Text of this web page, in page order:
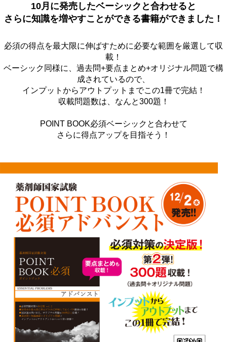
10月に発売したベーシックと合わせると
さらに知識を増やすことができる書籍ができました！
必須の得点を最大限に伸ばすために必要な範囲を厳選して収
載！
ベーシック同様に、過去問+要点まとめ+オリジナル問題で構
成されているので、
インプットからアウトプットまでこの1冊で完結！
収載問題数は、なんと300題！
POINT BOOK必須ベーシックと合わせて
さらに得点アップを目指そう！